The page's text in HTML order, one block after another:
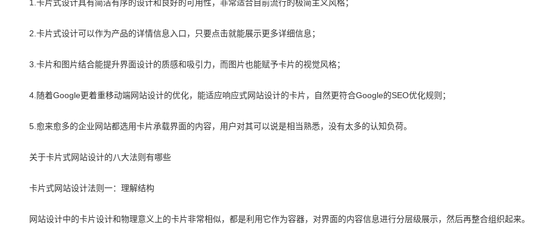
1.卡片式设计具有简洁有序的设计和良好的可用性，非常适合目前流行的极简主义风格；
2.卡片式设计可以作为产品的详情信息入口，只要点击就能展示更多详细信息；
3.卡片和图片结合能提升界面设计的质感和吸引力，而图片也能赋予卡片的视觉风格；
4.随着Google更着重移动端网站设计的优化，能适应响应式网站设计的卡片，自然更符合Google的SEO优化规则；
5.愈来愈多的企业网站都选用卡片承载界面的内容，用户对其可以说是相当熟悉，没有太多的认知负荷。
关于卡片式网站设计的八大法则有哪些
卡片式网站设计法则一：理解结构
网站设计中的卡片设计和物理意义上的卡片非常相似，都是利用它作为容器，对界面的内容信息进行分层级展示，然后再整合组织起来。